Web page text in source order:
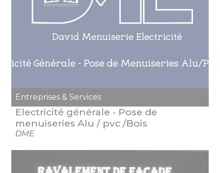
Entreprises & Services
Electricité générale - Pose de
menuiseries Alu / pvc /Bois
DME